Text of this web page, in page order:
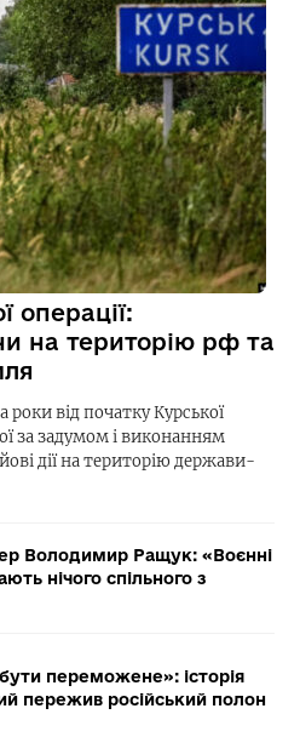
операції:
на територію рф та
від початку Курської
за задумом і виконанням
дії на територію держави-
Володимир Ращук: «Воєнні
нічого спільного з
переможене»: історія
пережив російський полон